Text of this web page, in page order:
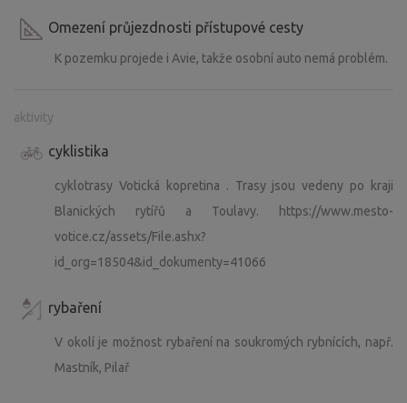
U horního rybníka je také dětské hřiště, které mohou
rybník je vyčištěný, je chovný) a dávali pozor na vysázené
rostliny. Bohužel poslední dobou nemáme dobré
Ráda bych také upozornila, že areál chat a dětského
hřiště je monitorován kamerovým systémem (nikoli okolí
týpí, ani týpí samotné).
ho znáte, je potřeba se o něj průběžně starat.
Občas je tedy potřeba posekat trávu kolem týpí a rybníků,
ořezat větve nebo něco spálit. Ne vždy se to dá udělat jen
Omezení průjezdnosti přístupové cesty
K pozemku projede i Avie, takže osobní auto nemá problém.
aktivity
cyklistika
cyklotrasy Votická kopretina . Trasy jsou vedeny po kraji
Blanických rytířů a Toulavy. https://www.mesto-
votice.cz/assets/File.ashx?
id_org=18504&id_dokumenty=41066
rybaření
V okolí je možnost rybaření na soukromých rybnících, např.
Mastník, Pilař